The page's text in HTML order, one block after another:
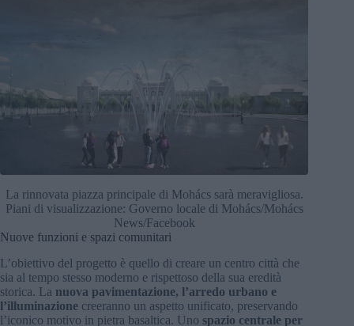
La rinnovata piazza principale di Mohács sarà meravigliosa.
Piani di visualizzazione: Governo locale di Mohács/Mohács
News/Facebook
Nuove funzioni e spazi comunitari
L’obiettivo del progetto è quello di creare un centro città che
sia al tempo stesso moderno e rispettoso della sua eredità
storica. La nuova pavimentazione, l’arredo urbano e
l’illuminazione creeranno un aspetto unificato, preservando
l’iconico motivo in pietra basaltica. Uno spazio centrale per